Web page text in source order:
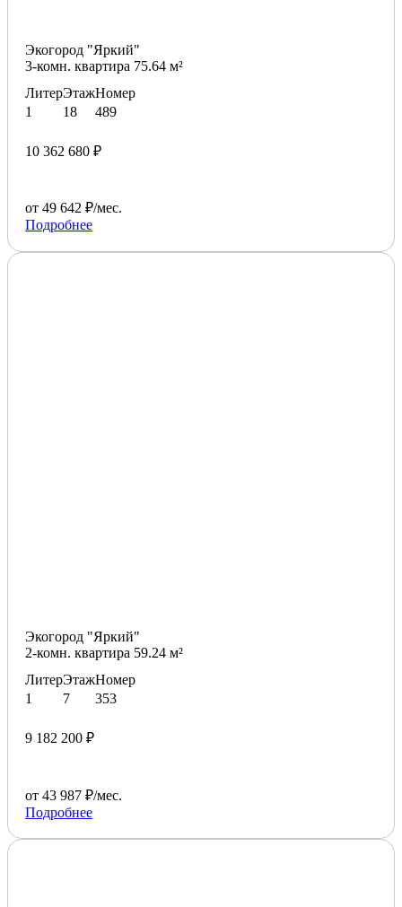
Экогород "Яркий"
3-комн. квартира 75.64 м²
Литер
1
Этаж
18
Номер
489
10 362 680 ₽
от 49 642 ₽/мес.
Подробнее
Экогород "Яркий"
2-комн. квартира 59.24 м²
Литер
1
Этаж
7
Номер
353
9 182 200 ₽
от 43 987 ₽/мес.
Подробнее